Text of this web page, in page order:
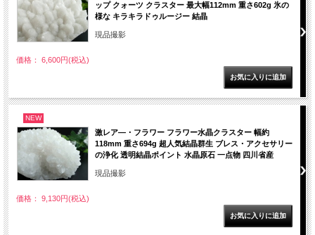
ップ クォーツ クラスター 最大幅112mm 重さ602g 氷の
様な キラキラドゥルージー 結晶
現品撮影
価格： 6,600円(税込)
NEW
激レア―・フラワー フラワー水晶クラスター 幅約
118mm 重さ694g 超人気結晶群生 ブレス・アクセサリー
の浄化 透明結晶ポイント 水晶原石 一点物 四川省産
現品撮影
価格： 9,130円(税込)